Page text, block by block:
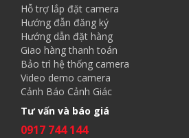
Hỗ trợ lắp đặt camera
Hướng đẫn đăng ký
Hướng dẫn đặt hàng
Giao hàng thanh toán
Bảo trì hệ thống camera
Video demo camera
Cảnh Báo Cảnh Giác
Tư vấn và báo giá
0917 744 144